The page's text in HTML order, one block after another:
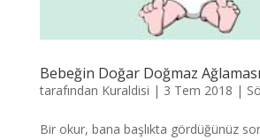
Bebeğin Doğar Doğmaz
tarafından Kuraldisi | 3 Tem 2018 |
Bir okur, bana başlıkta gördüğünüz